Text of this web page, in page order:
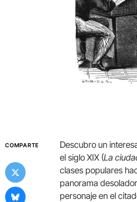
COMPARTE
Descubro un
el siglo XIX (La
clases populares
panorama
personaje en el